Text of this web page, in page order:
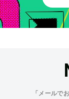
「メールで